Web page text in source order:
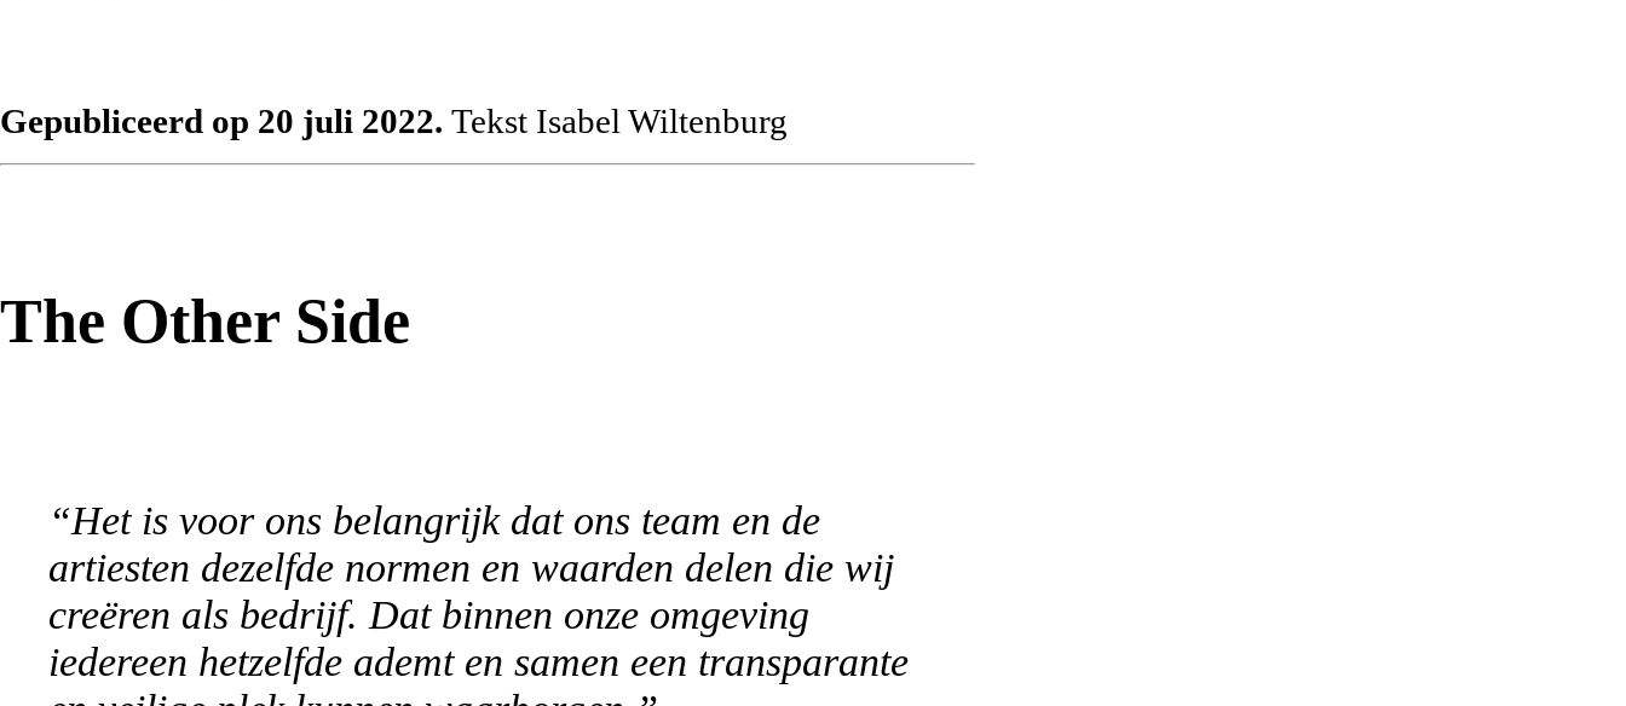
Gepubliceerd op 20 juli 2022. Tekst Isabel Wiltenburg
The Other Side
“Het is voor ons belangrijk dat ons team en de
artiesten dezelfde normen en waarden delen die wij
creëren als bedrijf. Dat binnen onze omgeving
iedereen hetzelfde ademt en samen een transparante